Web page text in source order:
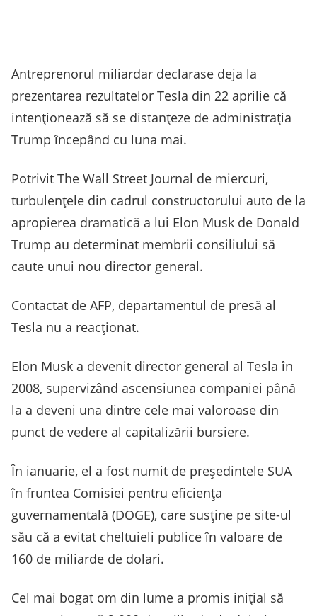
Antreprenorul miliardar declarase deja la
prezentarea rezultatelor Tesla din 22 aprilie că
intenţionează să se distanţeze de administraţia
Trump începând cu luna mai.
Potrivit The Wall Street Journal de miercuri,
turbulenţele din cadrul constructorului auto de la
apropierea dramatică a lui Elon Musk de Donald
Trump au determinat membrii consiliului să
caute unui nou director general.
Contactat de AFP, departamentul de presă al
Tesla nu a reacţionat.
Elon Musk a devenit director general al Tesla în
2008, supervizând ascensiunea companiei până
la a deveni una dintre cele mai valoroase din
punct de vedere al capitalizării bursiere.
În ianuarie, el a fost numit de preşedintele SUA
în fruntea Comisiei pentru eficienţa
guvernamentală (DOGE), care susţine pe site-ul
său că a evitat cheltuieli publice în valoare de
160 de miliarde de dolari.
Cel mai bogat om din lume a promis iniţial să